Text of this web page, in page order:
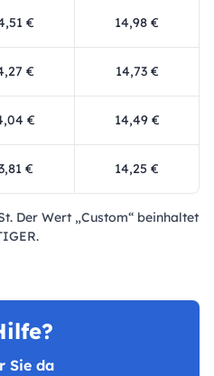
€ 14,98 €
€ 14,73 €
€ 14,49 €
€ 14,25 €
Der Wert „Custom“ beinhaltet
Sie da